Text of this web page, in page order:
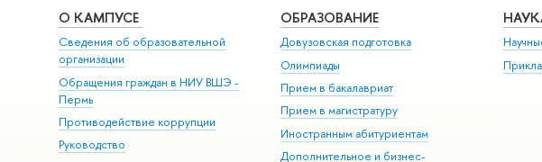
О КАМПУСЕ
Сведения об образовательной
организации
Обращения граждан в НИУ ВШЭ -
Пермь
Противодействие коррупции
Руководство
ОБРАЗОВАНИЕ
Довузовская подготовка
Олимпиады
Прием в бакалавриат
Прием в магистратуру
Иностранным абитуриентам
Дополнительное и бизнес-